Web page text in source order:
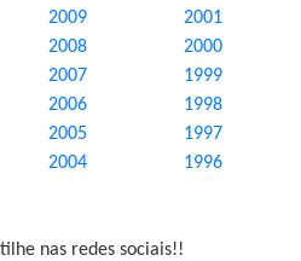
2009
2008
2007
2006
2005
2004
2001
2000
1999
1998
1997
1996
nas redes sociais!!